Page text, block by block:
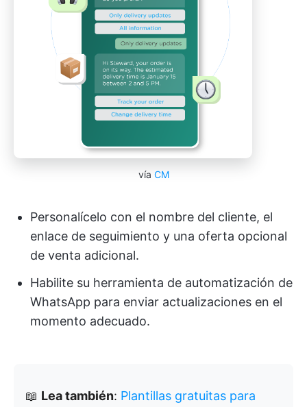
vía CM
Personalícelo con el nombre del cliente, el
enlace de seguimiento y una oferta opcional
de venta adicional.
Habilite su herramienta de automatización de
WhatsApp para enviar actualizaciones en el
momento adecuado.
📖 Lea también: Plantillas gratuitas para